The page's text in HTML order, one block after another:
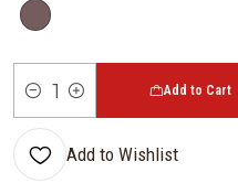
Quantity
Add to Cart
Add to Wishlist